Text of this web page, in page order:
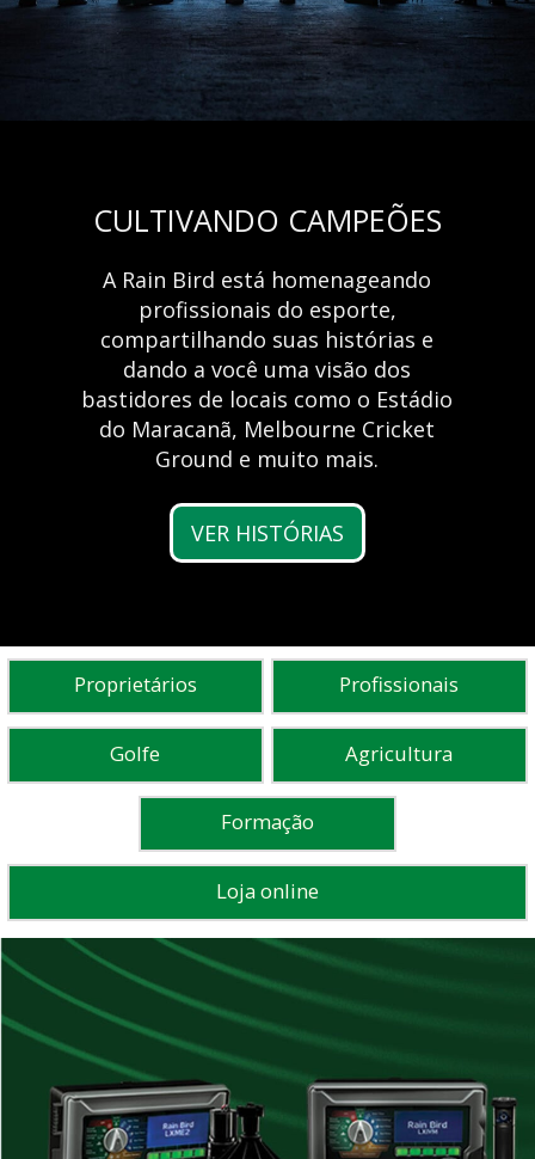
CULTIVANDO CAMPEÕES
A Rain Bird está homenageando
profissionais do esporte,
compartilhando suas histórias e
dando a você uma visão dos
bastidores de locais como o Estádio
do Maracanã, Melbourne Cricket
Ground e muito mais.
VER HISTÓRIAS
Vantagens da
irrigação
automatizada
RC2 Controller
Speed Comes Standard
Now Available in the New Rain Bird 2.0 App
LEARN MORE
Proprietários Profissionais
Golfe Agricultura
Formação
Loja online